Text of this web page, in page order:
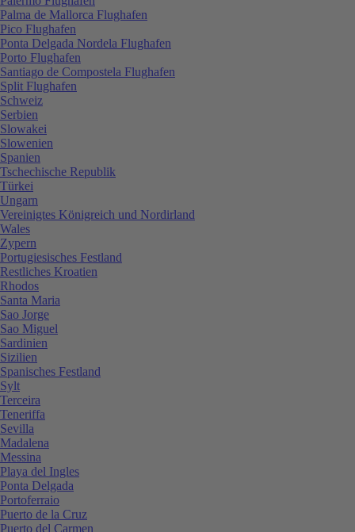
Palma de Mallorca Flughafen
Pico Flughafen
Ponta Delgada Nordela Flughafen
Porto Flughafen
Santiago de Compostela Flughafen
Split Flughafen
Schweiz
Serbien
Slowakei
Slowenien
Spanien
Tschechische Republik
Türkei
Ungarn
Vereinigtes Königreich und Nordirland
Wales
Zypern
Portugiesisches Festland
Restliches Kroatien
Rhodos
Santa Maria
Sao Jorge
Sao Miguel
Sardinien
Sizilien
Spanisches Festland
Sylt
Terceira
Teneriffa
Sevilla
Madalena
Messina
Playa del Ingles
Ponta Delgada
Portoferraio
Puerto de la Cruz
Puerto del Carmen